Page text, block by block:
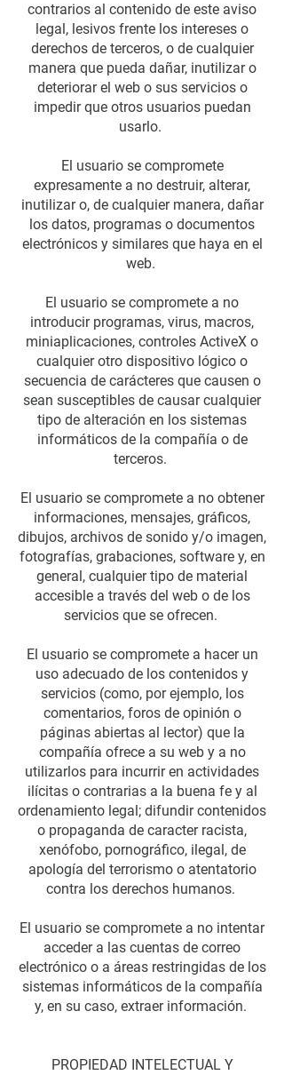
contrarios al contenido de este aviso
legal, lesivos frente los intereses o
derechos de terceros, o de cualquier
manera que pueda dañar, inutilizar o
deteriorar el web o sus servicios o
impedir que otros usuarios puedan
usarlo.
El usuario se compromete
expresamente a no destruir, alterar,
inutilizar o, de cualquier manera, dañar
los datos, programas o documentos
electrónicos y similares que haya en el
web.
El usuario se compromete a no
introducir programas, virus, macros,
miniaplicaciones, controles ActiveX o
cualquier otro dispositivo lógico o
secuencia de carácteres que causen o
sean susceptibles de causar cualquier
tipo de alteración en los sistemas
informáticos de la compañía o de
terceros.
El usuario se compromete a no obtener
informaciones, mensajes, gráficos,
dibujos, archivos de sonido y/o imagen,
fotografías, grabaciones, software y, en
general, cualquier tipo de material
accesible a través del web o de los
servicios que se ofrecen.
El usuario se compromete a hacer un
uso adecuado de los contenidos y
servicios (como, por ejemplo, los
comentarios, foros de opinión o
páginas abiertas al lector) que la
compañía ofrece a su web y a no
utilizarlos para incurrir en actividades
ilícitas o contrarias a la buena fe y al
ordenamiento legal; difundir contenidos
o propaganda de caracter racista,
xenófobo, pornográfico, ilegal, de
apología del terrorismo o atentatorio
contra los derechos humanos.
El usuario se compromete a no intentar
acceder a las cuentas de correo
electrónico o a áreas restringidas de los
sistemas informáticos de la compañía
y, en su caso, extraer información.
PROPIEDAD INTELECTUAL Y